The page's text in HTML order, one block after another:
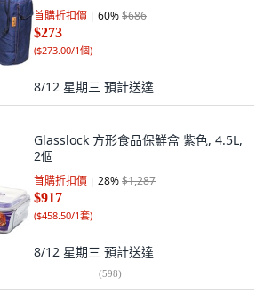
首購折扣價 60%$686
$273
($273.00/1個)
8/12 星期三 預計送達
Glasslock 方形食品保鮮盒 紫色, 4.5L,
2個
首購折扣價 28%$1,287
$917
($458.50/1套)
8/12 星期三 預計送達
(598)